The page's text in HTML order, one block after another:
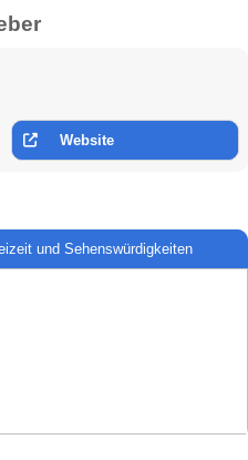
Website
und Sehenswürdigkeiten